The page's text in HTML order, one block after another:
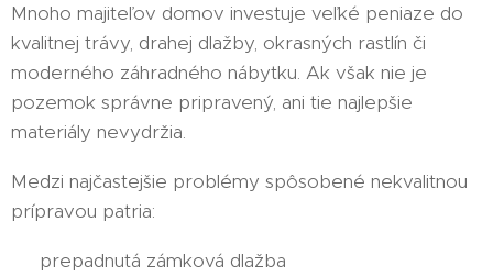
Mnoho majiteľov domov investuje veľké peniaze do
kvalitnej trávy, drahej dlažby, okrasných rastlín či
moderného záhradného nábytku. Ak však nie je
pozemok správne pripravený, ani tie najlepšie
materiály nevydržia.
Medzi najčastejšie problémy spôsobené nekvalitnou
prípravou patria:
❌ prepadnutá zámková dlažba